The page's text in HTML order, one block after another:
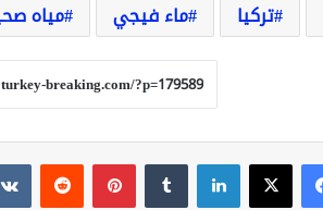
تركيا ماء فيجي مياه
فيسبوك‫X لينكدإن بينتيريست